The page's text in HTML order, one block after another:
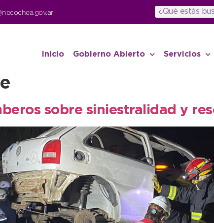
Inicio Gobierno Abierto Servicios
sobre siniestralidad y